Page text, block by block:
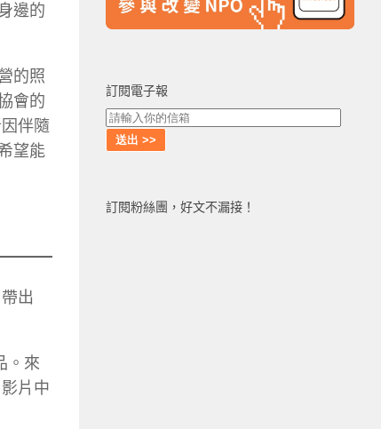
邊的
的照
會的
伴隨
望能
出
。來
片中
訂閱電子報
訂閱粉絲團，好文不漏接！